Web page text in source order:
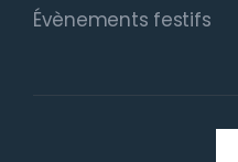
Évènements festifs